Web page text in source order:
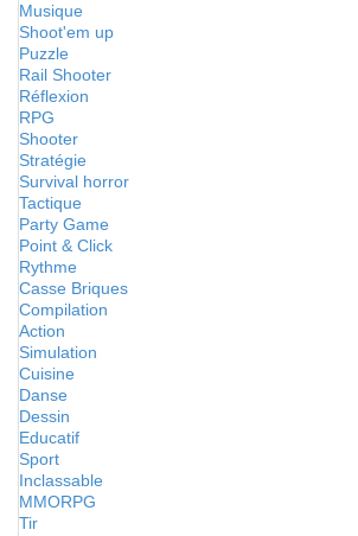
Musique
Shoot'em up
Puzzle
Rail Shooter
Réflexion
RPG
Shooter
Stratégie
Survival horror
Tactique
Party Game
Point & Click
Rythme
Casse Briques
Compilation
Action
Simulation
Cuisine
Danse
Dessin
Educatif
Sport
Inclassable
MMORPG
Tir